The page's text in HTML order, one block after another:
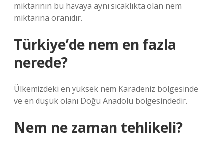
miktarının bu havaya aynı sıcaklıkta olan nem
miktarına oranıdır.
Türkiye’de nem en fazla
nerede?
Ülkemizdeki en yüksek nem Karadeniz bölgesinde
ve en düşük olanı Doğu Anadolu bölgesindedir.
Nem ne zaman tehlikeli?